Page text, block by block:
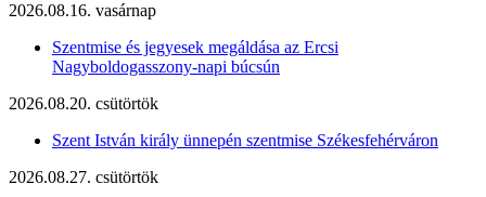
2026.08.16. vasárnap
Szentmise és jegyesek megáldása az Ercsi
Nagyboldogasszony-napi búcsún
2026.08.20. csütörtök
Szent István király ünnepén szentmise Székesfehérváron
2026.08.27. csütörtök